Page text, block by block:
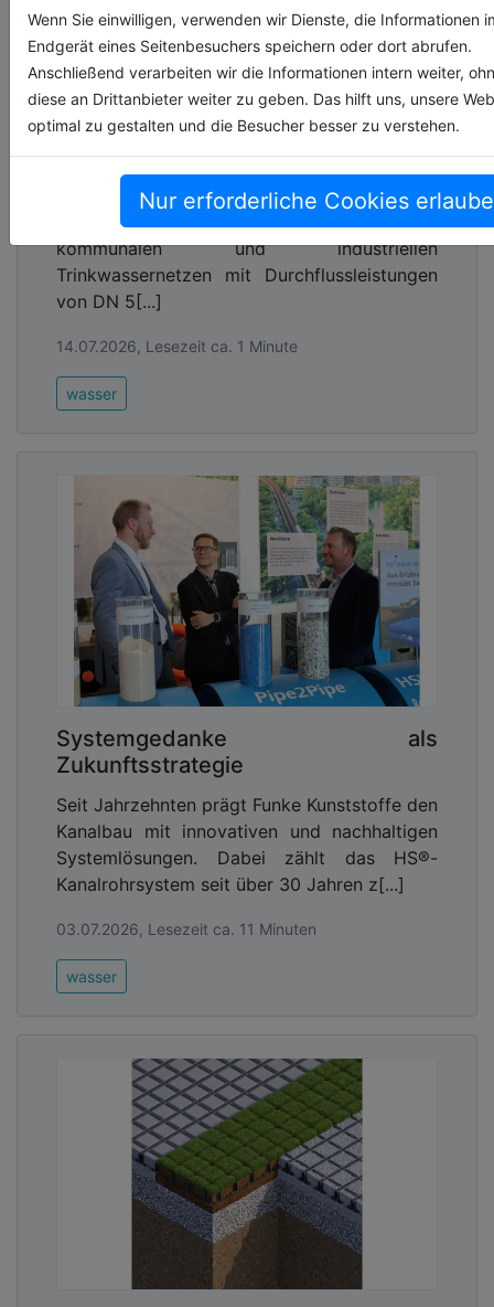
Wenn Sie einwilligen, verwenden wir Dienste, die Informationen
Endgerät eines Seitenbesuchers speichern oder dort abrufen.
Anschließend verarbeiten wir die Informationen intern weiter,
diese an Drittanbieter weiter zu geben. Das hilft uns, unsere
optimal zu gestalten und die Besucher besser zu verstehen.
Nur erforderliche Cookies
Präzise Technik für sichere
Versorgung
Der neue Mengenmessschacht VodaCheck
von Mall wurde speziell für den Einsatz in
kommunalen und industriellen
Trinkwassernetzen mit Durchflussleistungen
von DN 5[...]
14.07.2026, Lesezeit ca. 1 Minute
wasser
Systemgedanke als
Zukunftsstrategie
Seit Jahrzehnten prägt Funke Kunststoffe den
Kanalbau mit innovativen und nachhaltigen
Systemlösungen. Dabei zählt das HS®-
Kanalrohrsystem seit über 30 Jahren z[...]
03.07.2026, Lesezeit ca. 11 Minuten
wasser